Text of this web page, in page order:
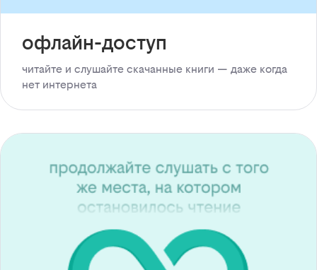
офлайн-доступ
читайте и слушайте скачанные книги — даже когда
нет интернета